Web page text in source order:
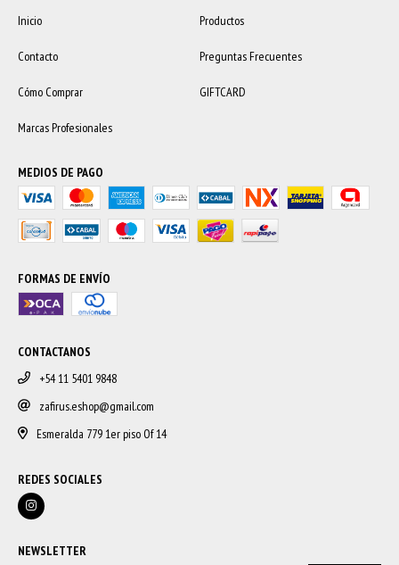
Inicio
Productos
Contacto Preguntas Frecuentes
Cómo Comprar GIFTCARD
Marcas Profesionales
MEDIOS DE PAGO
FORMAS DE ENVÍO
CONTACTANOS
+54 11 5401 9848
zafirus.eshop@gmail.com
Esmeralda 779 1er piso Of 14
REDES SOCIALES
NEWSLETTER